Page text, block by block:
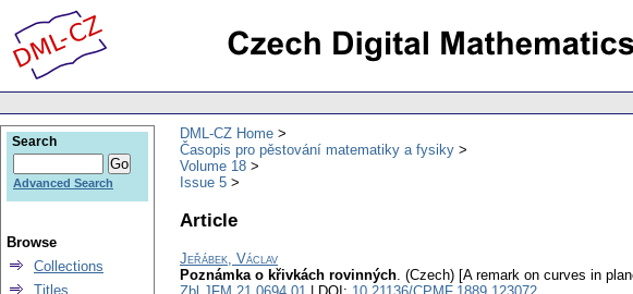
DML-CZ Home
Časopis pro pěstování matematiky a fysiky
Volume 18
Issue 5
Article
Jeřábek, Václav
Poznámka o křivkách rovinných. (Czech) [A remark on curves in
Search
Advanced Search
Browse
Collections
Titles